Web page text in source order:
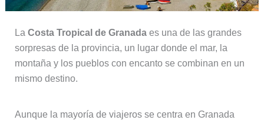
La Costa Tropical de Granadaes una de las grandes
sorpresas de la provincia, un lugar donde el mar, la
montaña y los pueblos con encanto se combinan en un
mismo destino.
Aunque la mayoría de viajeros se centra en Granada